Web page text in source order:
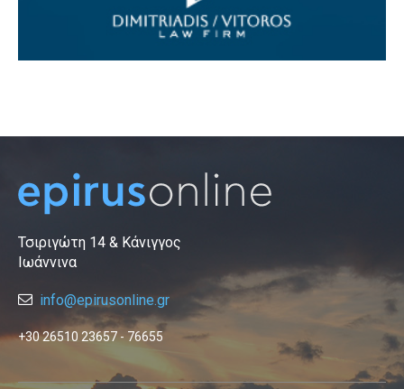
Τσιριγώτη 14 & Κάνιγγος
Ιωάννινα
info@epirusonline.gr
+30 26510 23657 - 76655